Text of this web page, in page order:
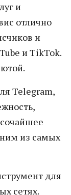
и
отлично
и
и TikTok.
Telegram,
из самых
для
сетях.